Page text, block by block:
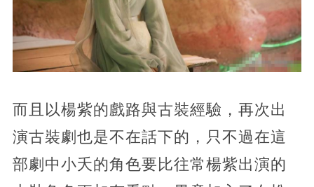
而且以楊紫的戲路與古裝經驗，再次出
演古裝劇也是不在話下的，只不過在這
部劇中小夭的角色要比往常楊紫出演的